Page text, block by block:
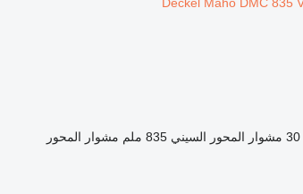
30 مشوار المحور السيني 835 ملم
مشوار المحور